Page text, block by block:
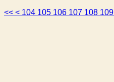
<< < 104 105 106 107 108 109